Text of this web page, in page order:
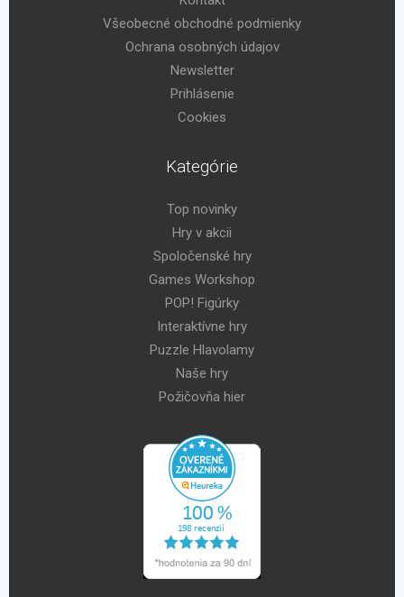
Všeobecné obchodné podmienky
Ochrana osobných údajov
Newsletter
Prihlásenie
Cookies
Kategórie
Top novinky
Hry v akcii
Spoločenské hry
Games Workshop
POP! Figúrky
Interaktívne hry
Puzzle Hlavolamy
Naše hry
Požičovňa hier